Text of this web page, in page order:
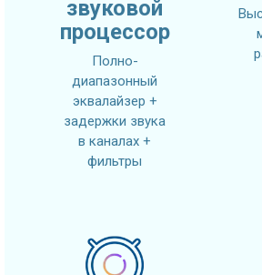
звуковой
процессор
Полно-
диапазонный
эквалайзер +
задержки звука
в каналах +
фильтры